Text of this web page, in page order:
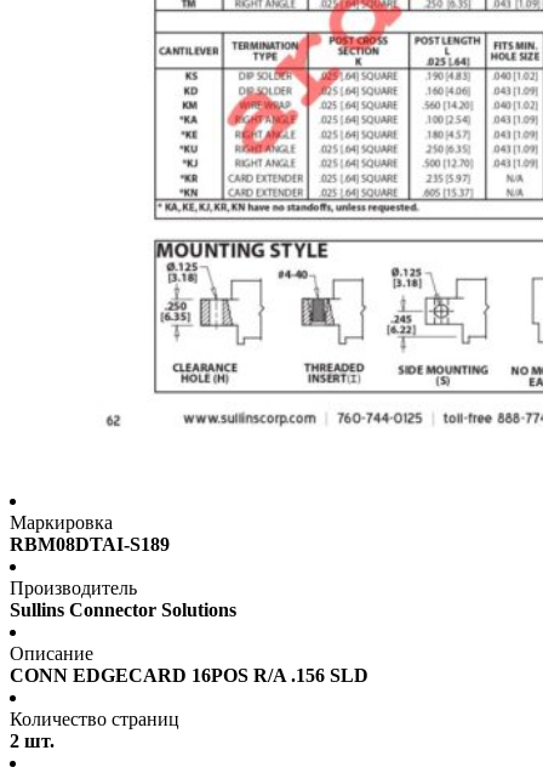
Маркировка
RBM08DTAI-S189
Производитель
Sullins Connector Solutions
Описание
CONN EDGECARD 16POS R/A .156 SLD
Количество страниц
2 шт.